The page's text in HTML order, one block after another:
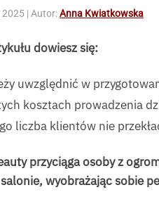
2025 | Autor:Anna Kwiatkowska
dowiesz się:
uwzględnić w
kosztach prowadzenia
liczba klientów nie
przyciąga osoby z
salonie, wyobrażając sobie